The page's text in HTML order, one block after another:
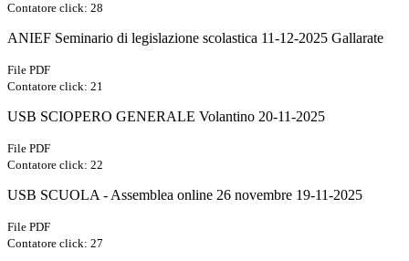
Contatore click: 28
ANIEF Seminario di legislazione scolastica 11-12-2025 Gallarate
File PDF
Contatore click: 21
USB SCIOPERO GENERALE Volantino 20-11-2025
File PDF
Contatore click: 22
USB SCUOLA - Assemblea online 26 novembre 19-11-2025
File PDF
Contatore click: 27